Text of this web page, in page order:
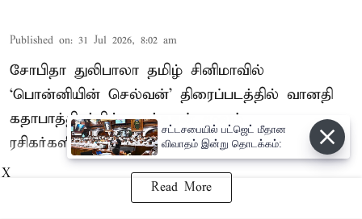
Published on: 31 Jul 2026, 8:02 am
சோபிதா துலிபாலா தமிழ் சினிமாவில்
‘பொன்னியின் செல்வன்’ திரைப்படத்தில் வானதி
கதாபாத்திரத்தில் நடித்ததன் மூலம்
ரசிகர்களிடையே பிரபலமானார்.
Read More
X
சட்டசபையில் பட்ஜெட் மீதான
விவாதம் இன்று தொடக்கம்: